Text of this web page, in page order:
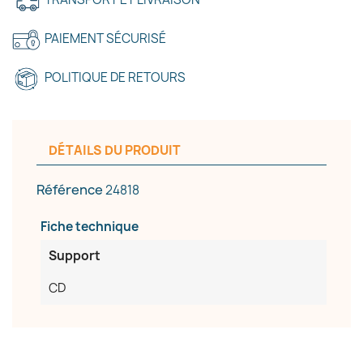
PAIEMENT SÉCURISÉ
POLITIQUE DE RETOURS
DÉTAILS DU PRODUIT
Référence24818
Fiche technique
Support
CD
Nom de la liste d'envies